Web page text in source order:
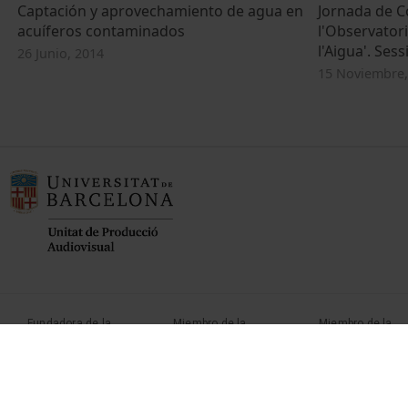
Captación y aprovechamiento de agua en
acuíferos contaminados
26 Junio, 2014
Jornada de
l'Aigua'.
15
Fundadora de la Miembro de la Miembro de la